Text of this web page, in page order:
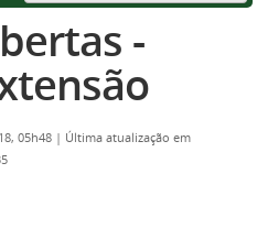
-
05h48 | Última atualização em